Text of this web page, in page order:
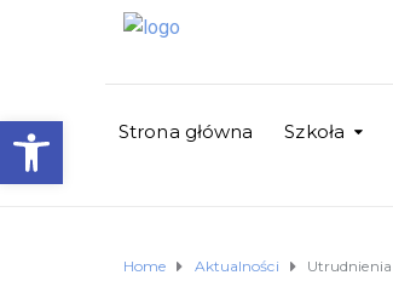
Strona główna Szkoła
Home Aktualności
Otwórz pasek narzędzi